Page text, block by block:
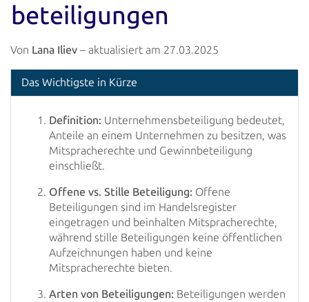
Abgeschlossene Projekte
Ausfallquote
Ratgeber
beteiligungen
Von Lana Iliev – aktualisiert am 27.03.2025
Das Wichtigste in Kürze
Definition: Unternehmensbeteiligung bedeutet,
Anteile an einem Unternehmen zu besitzen, was
Mitspracherechte und Gewinnbeteiligung
einschließt.
Offene vs. Stille Beteiligung: Offene
Beteiligungen sind im Handelsregister
eingetragen und beinhalten Mitspracherechte,
während stille Beteiligungen keine öffentlichen
Aufzeichnungen haben und keine
Mitspracherechte bieten.
Arten von Beteiligungen: Beteiligungen werden